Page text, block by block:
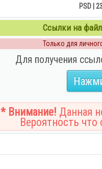
PSD |
Ссылки на
Только для
Для получения
* Внимание! Данная
Вероятность что